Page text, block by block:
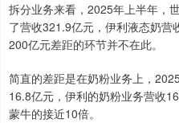
拆分业务来看，2025年上半年，
了营收321.9亿元，伊利液态奶
200亿元差距的环节并不在此。
简直的差距是在奶粉业务上，
16.8亿元，伊利的奶粉业务营收
蒙牛的接近10倍。